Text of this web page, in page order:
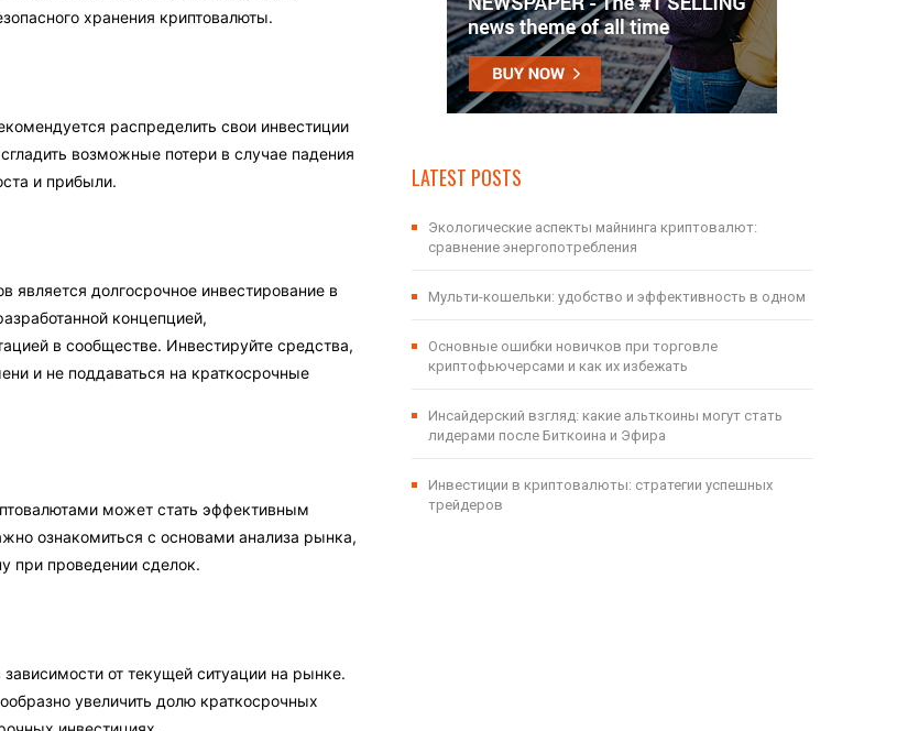
хранения криптовалюты.
распределить свои инвестиции
возможные потери в случае падения
и прибыли.
долгосрочное инвестирование в
концепцией,
в сообществе. Инвестируйте средства,
и не поддаваться на краткосрочные
может стать эффективным
ознакомиться с основами анализа рынка,
при проведении сделок.
от текущей ситуации на рынке.
увеличить долю краткосрочных
LATEST POSTS
Экологические аспекты майнинга криптовалют:
сравнение энергопотребления
Мульти-кошельки: удобство и эффективность в одном
Основные ошибки новичков при торговле
криптофьючерсами и как их избежать
Инсайдерский взгляд: какие альткоины могут стать
лидерами после Биткоина и Эфира
Инвестиции в криптовалюты: стратегии успешных
трейдеров